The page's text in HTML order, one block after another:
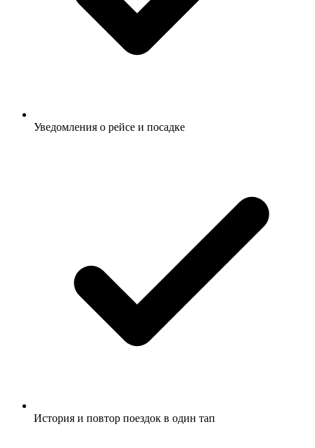
Уведомления о рейсе и посадке
История и повтор поездок в один тап